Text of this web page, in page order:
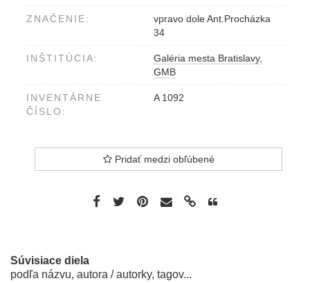
ZNAČENIE:
vpravo dole Ant.Procházka
34
INŠTITÚCIA:
Galéria mesta Bratislavy,
GMB
INVENTÁRNE
ČÍSLO:
A 1092
Pridať medzi obľúbené
Súvisiace diela
podľa názvu, autora / autorky, tagov...